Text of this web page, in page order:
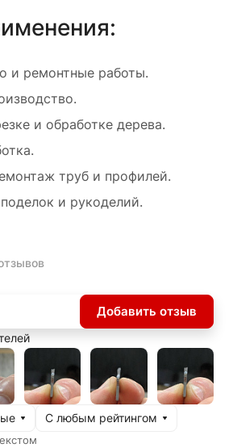
и ремонтные работы.
и обработке дерева.
труб и профилей.
и рукоделий.
С любым рейтингом
Добавить отзыв